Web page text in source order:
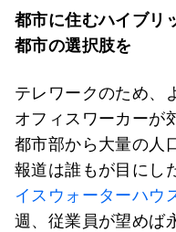
都市に住むハイブリ
都市の選択肢を
テレワークのため、
オフィスワーカーが
都市部から大量の人
報道は誰もが目にし
イスウォーターハウ
週、従業員が望めば